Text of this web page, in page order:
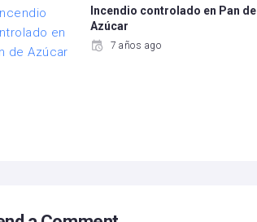
Incendio controlado en Pan de
Azúcar
7 años ago